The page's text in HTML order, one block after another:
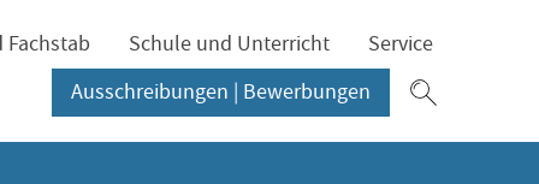
Schule und Unterricht
Service
Ausschreibungen | Bewerbungen
Suchfeld